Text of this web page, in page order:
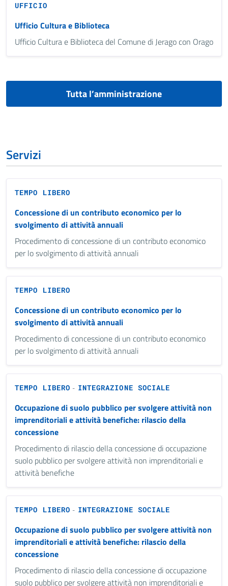
UFFICIO
Ufficio Cultura e Biblioteca
Ufficio Cultura e Biblioteca del Comune di Jerago con Orago
Tutta l’amministrazione
Servizi
TEMPO LIBERO
Concessione di un contributo economico per lo
svolgimento di attività annuali
Procedimento di concessione di un contributo economico
per lo svolgimento di attività annuali
TEMPO LIBERO
Concessione di un contributo economico per lo
svolgimento di attività annuali
Procedimento di concessione di un contributo economico
per lo svolgimento di attività annuali
TEMPO LIBERO - INTEGRAZIONE SOCIALE
Occupazione di suolo pubblico per svolgere attività non
imprenditoriali e attività benefiche: rilascio della
concessione
Procedimento di rilascio della concessione di occupazione
suolo pubblico per svolgere attività non imprenditoriali e
attività benefiche
TEMPO LIBERO - INTEGRAZIONE SOCIALE
Occupazione di suolo pubblico per svolgere attività non
imprenditoriali e attività benefiche: rilascio della
concessione
Procedimento di rilascio della concessione di occupazione
suolo pubblico per svolgere attività non imprenditoriali e